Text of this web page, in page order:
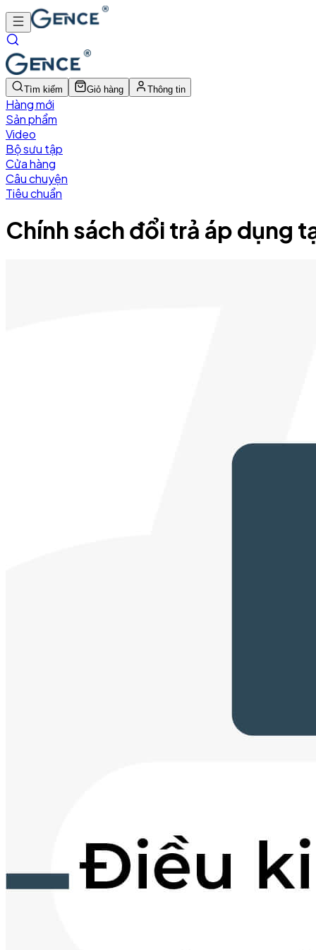
Tìm kiếm Giỏ hàng Thông tin
Hàng mới
Sản phẩm
Video
Bộ sưu tập
Cửa hàng
Câu chuyện
Tiêu chuẩn
Chính sách đổi trả áp dụng